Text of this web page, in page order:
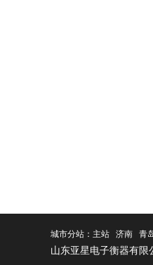
城市分站： 主站 济南 青
山东亚星电子衡器有限